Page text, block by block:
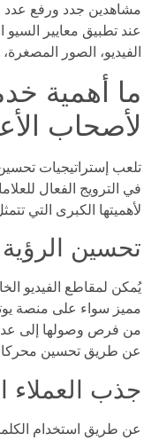
مشاهدين جدد ورفع عدد
عند تطبيق معايير
الفيديو، الصور
ما أهمية
لأصحاب
تلعب إستراتيجيات
في الترويج الفعال
لأهميتها الكبرى التي
تحسين
يُمكن لمقاطع الفيديو
مميز سواء على منصة
من فرص وصولها إلى
عن طريق تحسين
جذب العملاء
عن طريق استخدام